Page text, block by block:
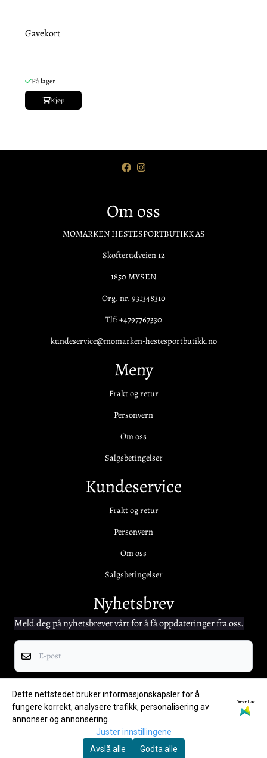
Gavekort
På lager
Kjøp
Om oss
MOMARKEN HESTESPORTBUTIKK AS
Skofterudveien 12
1850 MYSEN
Org. nr. 931348310
Tlf:+4797767330
kundeservice@momarken-hestesportbutikk.no
Meny
Frakt og retur
Personvern
Om oss
Salgsbetingelser
Kundeservice
Frakt og retur
Personvern
Om oss
Salgsbetingelser
Nyhetsbrev
Meld deg på nyhetsbrevet vårt for å få oppdateringer fra oss.
Registrer deg
Dette nettstedet bruker informasjonskapsler for å
fungere korrekt, analysere trafikk, personalisering av
annonser og annonsering.
Drevet av
Juster innstillingene
Avslå alle
Godta alle